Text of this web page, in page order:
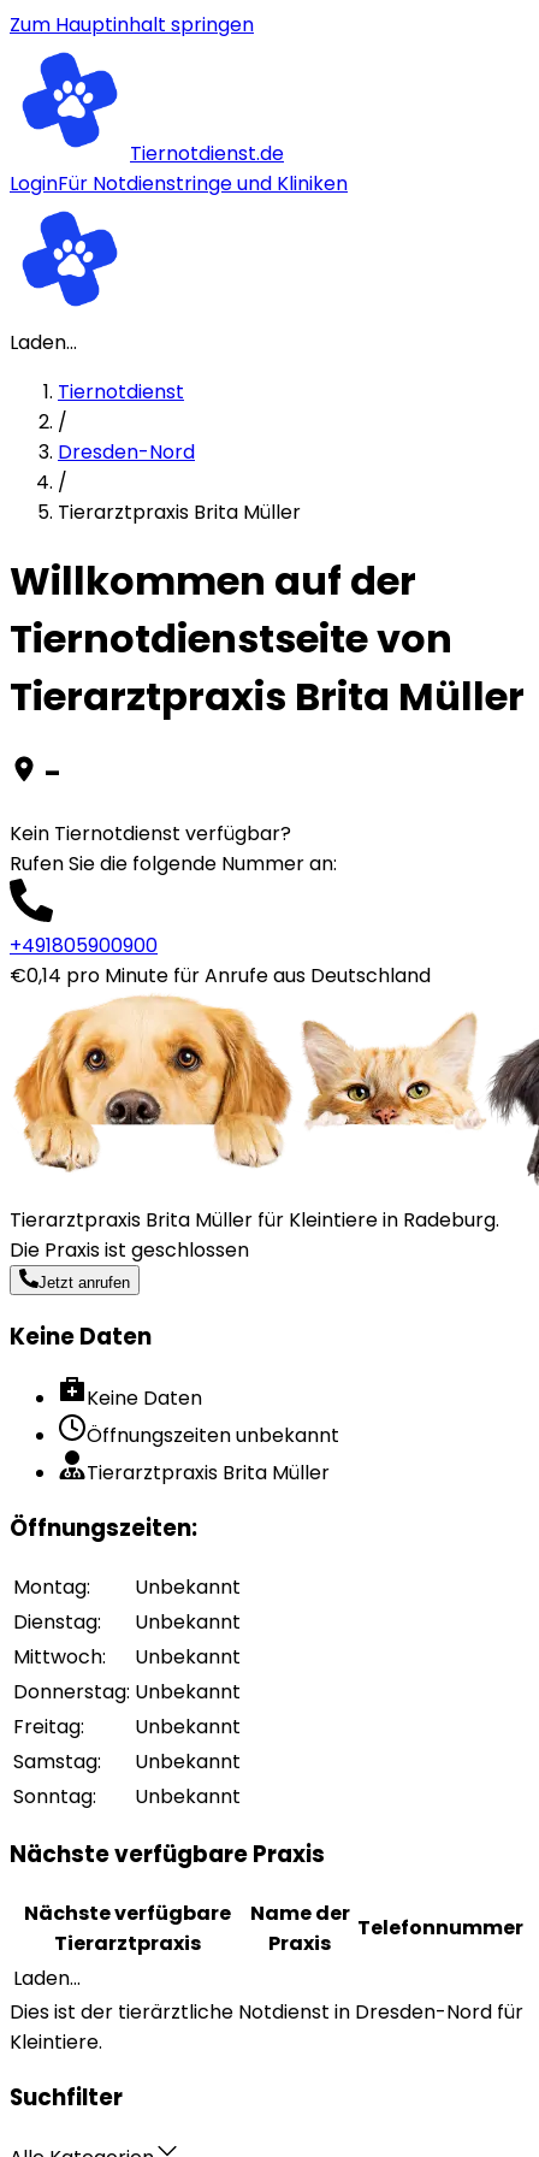
Zum Hauptinhalt springen
Tiernotdienst.de
LoginFür Notdienstringe und Kliniken
Laden...
Tiernotdienst
/
Dresden-Nord
/
Tierarztpraxis Brita Müller
Willkommen auf der
Tiernotdienstseite von
Tierarztpraxis Brita Müller
-
Kein Tiernotdienst verfügbar?
Rufen Sie die folgende Nummer an:
+491805900900
€0,14 pro Minute für Anrufe aus Deutschland
Tierarztpraxis Brita Müller für Kleintiere in Radeburg.
Die Praxis ist geschlossen
Jetzt anrufen
Keine Daten
Keine Daten
Öffnungszeiten unbekannt
Tierarztpraxis Brita Müller
Öffnungszeiten:
Montag:
Unbekannt
Dienstag:
Unbekannt
Mittwoch:
Unbekannt
Donnerstag: Unbekannt
Freitag:
Unbekannt
Samstag:
Unbekannt
Sonntag: Unbekannt
Nächste verfügbare Praxis
Nächste verfügbare
Tierarztpraxis
Name der
Praxis
Telefonnummer
Laden...
Dies ist der tierärztliche Notdienst in Dresden-Nord für
Kleintiere.
Suchfilter